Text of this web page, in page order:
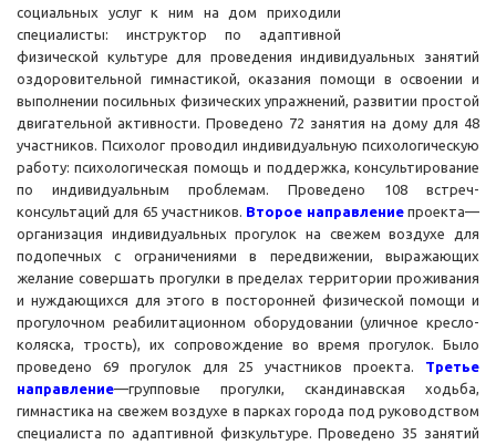
социальных услуг к ним на дом приходили
специалисты: инструктор по адаптивной
физической культуре для проведения индивидуальных занятий
оздоровительной гимнастикой, оказания помощи в освоении и
выполнении посильных физических упражнений, развитии простой
двигательной активности. Проведено 72 занятия на дому для 48
участников. Психолог проводил индивидуальную психологическую
работу: психологическая помощь и поддержка, консультирование
по индивидуальным проблемам. Проведено 108 встреч-
консультаций для 65 участников. Второе направлениепроекта—
организация индивидуальных прогулок на свежем воздухе для
подопечных с ограничениями в передвижении, выражающих
желание совершать прогулки в пределах территории проживания
и нуждающихся для этого в посторонней физической помощи и
прогулочном реабилитационном оборудовании (уличное кресло-
коляска, трость), их сопровождение во время прогулок. Было
проведено 69 прогулок для 25 участников проекта. Третье
направление—групповые прогулки, скандинавская ходьба,
гимнастика на свежем воздухе в парках города под руководством
специалиста по адаптивной физкультуре. Проведено 35 занятий